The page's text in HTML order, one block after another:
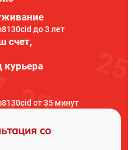
до 3 лет
счет,
курьера
от 35 минут
со